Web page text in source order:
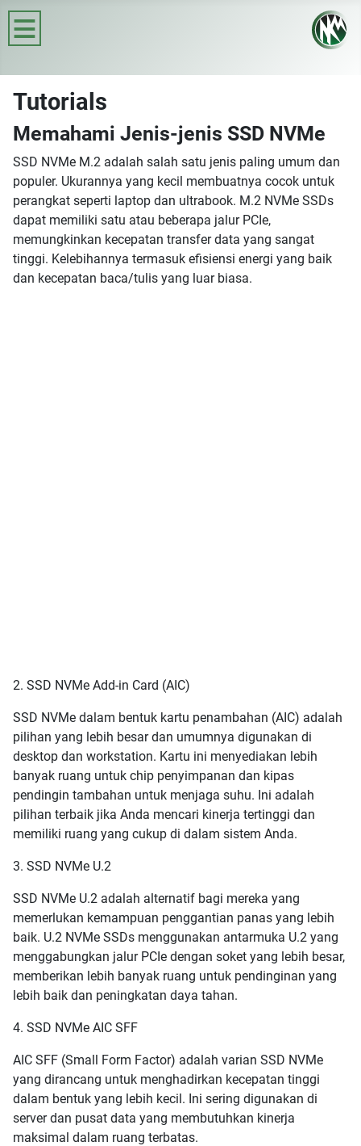
≡
Tutorials
Memahami Jenis-jenis SSD NVMe
SSD NVMe M.2 adalah salah satu jenis paling umum dan
populer. Ukurannya yang kecil membuatnya cocok untuk
perangkat seperti laptop dan ultrabook. M.2 NVMe SSDs
dapat memiliki satu atau beberapa jalur PCIe,
memungkinkan kecepatan transfer data yang sangat
tinggi. Kelebihannya termasuk efisiensi energi yang baik
dan kecepatan baca/tulis yang luar biasa.
2. SSD NVMe Add-in Card (AIC)
SSD NVMe dalam bentuk kartu penambahan (AIC) adalah
pilihan yang lebih besar dan umumnya digunakan di
desktop dan workstation. Kartu ini menyediakan lebih
banyak ruang untuk chip penyimpanan dan kipas
pendingin tambahan untuk menjaga suhu. Ini adalah
pilihan terbaik jika Anda mencari kinerja tertinggi dan
memiliki ruang yang cukup di dalam sistem Anda.
3. SSD NVMe U.2
SSD NVMe U.2 adalah alternatif bagi mereka yang
memerlukan kemampuan penggantian panas yang lebih
baik. U.2 NVMe SSDs menggunakan antarmuka U.2 yang
menggabungkan jalur PCIe dengan soket yang lebih besar,
memberikan lebih banyak ruang untuk pendinginan yang
lebih baik dan peningkatan daya tahan.
4. SSD NVMe AIC SFF
AIC SFF (Small Form Factor) adalah varian SSD NVMe
yang dirancang untuk menghadirkan kecepatan tinggi
dalam bentuk yang lebih kecil. Ini sering digunakan di
server dan pusat data yang membutuhkan kinerja
maksimal dalam ruang terbatas.